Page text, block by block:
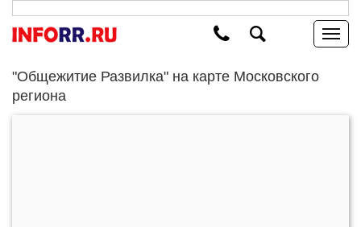
"Общежитие Развилка" на карте Московского
региона